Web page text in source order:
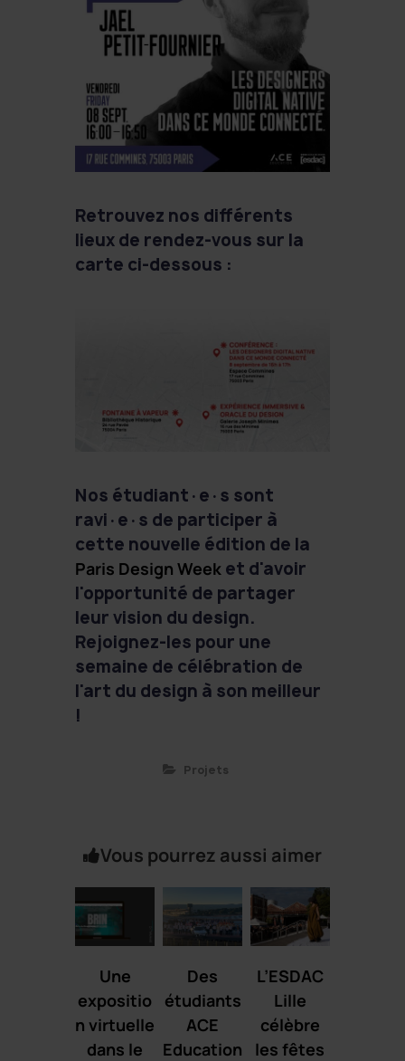
Retrouvez nos différents
lieux de rendez-vous sur la
carte ci-dessous :
Nos étudiant·e·s sont
ravi·e·s de participer à
cette nouvelle édition de la
Paris Design Week et d'avoir
l'opportunité de partager
leur vision du design.
Rejoignez-les pour une
semaine de célébration de
l'art du design à son meilleur
!
Projets
Vous pourrez aussi aimer
Une
expositio
n virtuelle
dans le
Des
étudiants
ACE
Education
L’ESDAC
Lille
célèbre
les fêtes